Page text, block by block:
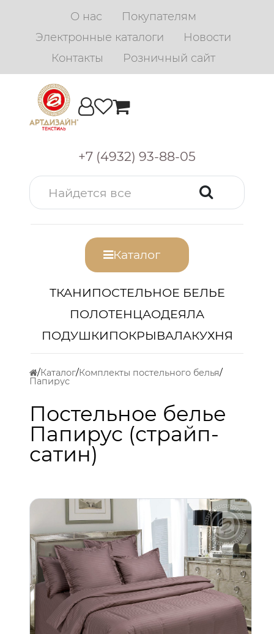
О нас
Покупателям
Электронные каталоги
Новости
Контакты
Розничный сайт
+7 (4932) 93-88-05
Каталог
ТКАНИПОСТЕЛЬНОЕ БЕЛЬЕ
ПОЛОТЕНЦАОДЕЯЛА
ПОДУШКИПОКРЫВАЛАКУХНЯ
Каталог Комплекты постельного белья
Папирус
Постельное белье
Папирус (страйп-
сатин)